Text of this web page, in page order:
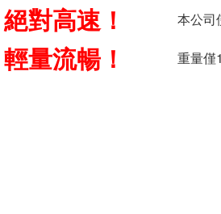
絕對高速！ 本公司
輕量流暢！ 重量僅